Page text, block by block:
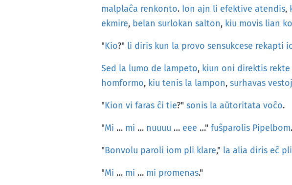
malplaĉa renkonto. Ion ajn li efektive atendis,
ekmire, belan surlokan salton, kiu movis lian
"Kio?" li diris kun la provo sensukcese rekapti
Sed la lumo de lampeto, kiun oni direktis rekte
homformo, kiu tenis la lampon, surhavas
"Kion vi faras ĉi tie?" sonis la aŭtoritata voĉo.
"Mi … mi … nuuuu … eee …" fuŝparolis Pipelbom.
"Bonvolu paroli iom pli klare," la alia diris eĉ pli
"Mi … mi … mi promenas."